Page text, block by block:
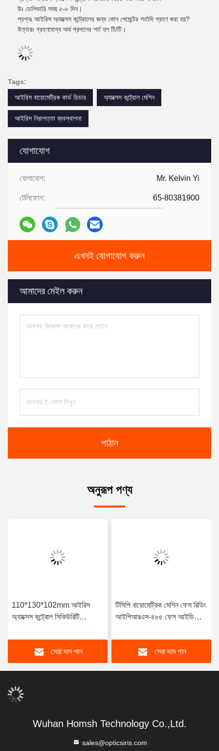
যোগাযোগ
যোগাযোগ: Mr. Kelvin Yi
টেলিফোন: 65-80381900
এখনই যোগাযোগ করুন
আমাদের মেইল করুন
পাঠান
উঃ ডেলিভারি সময় ৫-৮ দিন।
প্রশ্নঃ আইরিস অ্যাক্সেস কন্ট্রোলের জন্য কোন পেমেন্টের শর্তাদি গ্রহণ করা হয়?
উত্তরঃ গ্রহণযোগ্য অর্থ প্রদানের শর্ত হল টি/টি।
Tags:
আইরিস বায়োমেট্রিক কার্ড রিডার
অ্যাক্সেস কন্ট্রোল মেশিন
আইরিস নিরাপত্তা ব্যবস্থাপনা
অনুরূপ পণ্য
110*130*102mm আইরিস
অ্যাক্সেস কন্ট্রোল সিকিউরিটি
সেরা দাম পান
টিসিপি বায়োমেট্রিক মেশিন ফেস রিডিং
আইপিআরএস-৪৮৫ ফেস আইডি
সেরা দাম পান
Wuhan Homsh Technology Co.,Ltd.
sales@opticsiris.com